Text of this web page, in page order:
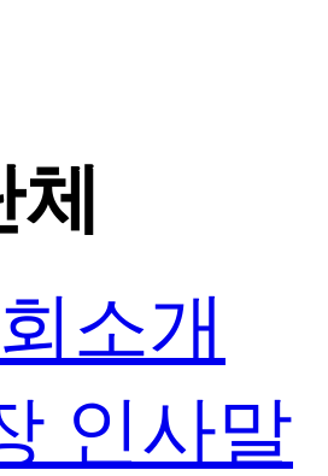
소개
인사말